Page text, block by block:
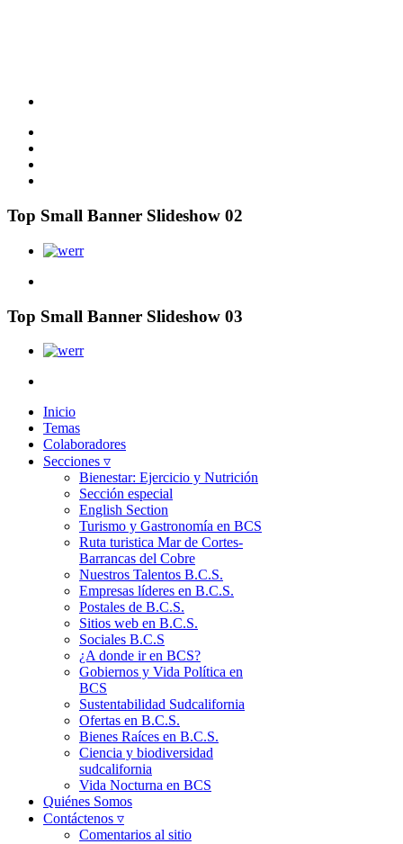
Top Small Banner Slideshow 02
Top Small Banner Slideshow 03
Inicio
Temas
Colaboradores
Secciones ▿
Bienestar: Ejercicio y Nutrición
Sección especial
English Section
Turismo y Gastronomía en BCS
Ruta turistica Mar de Cortes-
Barrancas del Cobre
Nuestros Talentos B.C.S.
Empresas líderes en B.C.S.
Postales de B.C.S.
Sitios web en B.C.S.
Sociales B.C.S
¿A donde ir en BCS?
Gobiernos y Vida Política en
BCS
Sustentabilidad Sudcalifornia
Ofertas en B.C.S.
Bienes Raíces en B.C.S.
Ciencia y biodiversidad
sudcalifornia
Vida Nocturna en BCS
Quiénes Somos
Contáctenos ▿
Comentarios al sitio